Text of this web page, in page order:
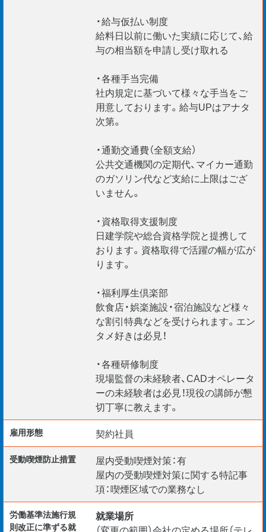
・給与仮払い制度
給料日以前に働いた実績に応じて、給
与の相当額を申請し受け取れる
・各種手当完備
社内規定に基づいて様々な手当をご
用意しております。給与UPはアナタ
次第。
・通勤交通費（全額支給）
公共交通機関の定期代、マイカー通勤
のガソリン代など支給に上限はござ
いません。
・資格取得支援制度
日建学院や総合資格学院と提携して
おります。資格取得で活躍の幅が広が
ります。
・福利厚生倶楽部
飲食店・娯楽施設・宿泊施設など様々
な割引特典などを受けられます。エン
タメ好きは必見！
・各種研修制度
現場監督の未経験者、CADオペレータ
ーの未経験者は必見！現役の講師が懇
切丁寧に教えます。
雇用形態 契約社員
受動喫煙防⽌措置
屋内受動喫煙対策：有
屋内の受動喫煙対策に関する特記事
項：喫煙区域での業務なし
労働基準法施行規
則改正に準ずる就
就業場所